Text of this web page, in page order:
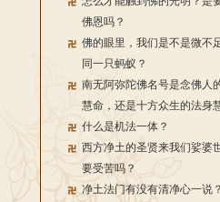
佛恩吗？
佛的眼里，我们是不是微不
同一只蚂蚁？
南无阿弥陀佛名号是念佛人
慧命，还是十方众生的法身
什么是机法一体？
西方净土的圣贤来我们娑婆
要受苦吗？
净土法门有没有清净心一说？